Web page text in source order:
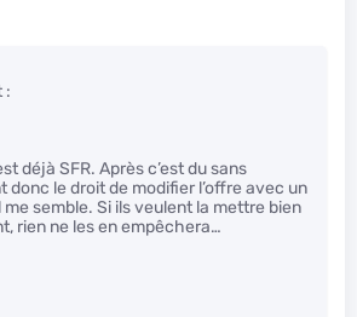
:
déjà SFR. Après c’est du sans
donc le droit de modifier l’offre avec un
me semble. Si ils veulent la mettre bien
rien ne les en empêchera…